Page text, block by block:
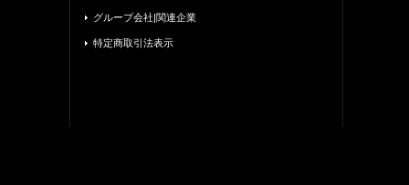
グループ会社|関連企業
特定商取引法表示